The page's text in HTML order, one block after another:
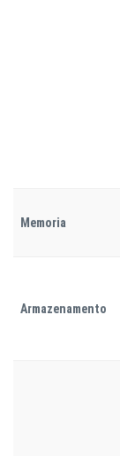
Memoria
Armazenamento